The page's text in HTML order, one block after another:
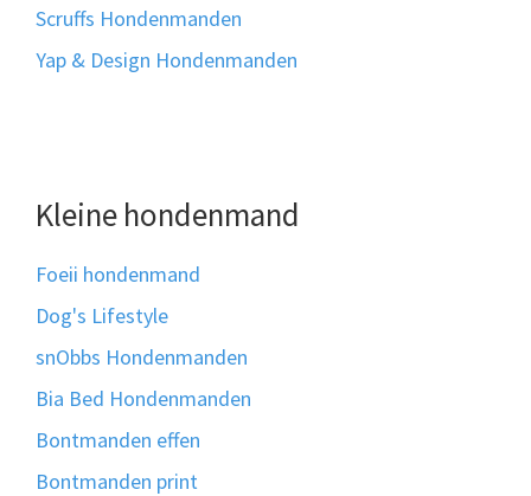
Scruffs Hondenmanden
Yap & Design Hondenmanden
Kleine hondenmand
Foeii hondenmand
Dog's Lifestyle
snObbs Hondenmanden
Bia Bed Hondenmanden
Bontmanden effen
Bontmanden print